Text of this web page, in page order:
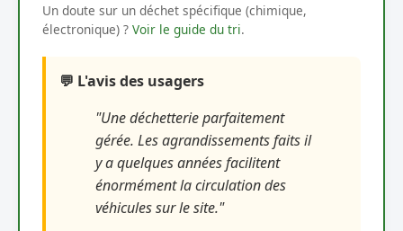
Un doute sur un déchet spécifique (chimique,
électronique) ? Voir le guide du tri.
💬 L'avis des usagers
"Une déchetterie parfaitement
gérée. Les agrandissements faits il
y a quelques années facilitent
énormément la circulation des
véhicules sur le site."